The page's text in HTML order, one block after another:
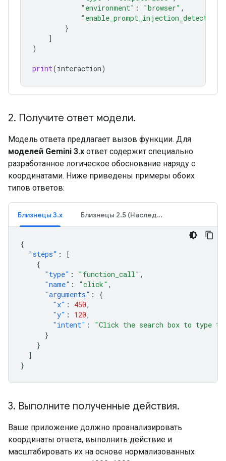
"environment" : "browser" ,
"enable_prompt_injection_detection"
}
]
)
print(interaction)
2. Получите ответ модели.
Модель ответа предлагает вызов функции. Для
моделей Gemini 3.x ответ содержит специально
разработанное логическое обоснование наряду с
координатами. Ниже приведены примеры обоих
типов ответов:
Близнецы 3.x Близнецы 2.5 (Наследие)
{
"steps" :
[
{
"type" : "function_call" ,
"name" : "click" ,
"arguments" :
{
"x" : 450,
"y" : 120,
"intent" :
"Click the search box to type
}
}
]
}
3. Выполните полученные действия.
Ваше приложение должно проанализировать
координаты ответа, выполнить действие и
масштабировать их на основе нормализованных